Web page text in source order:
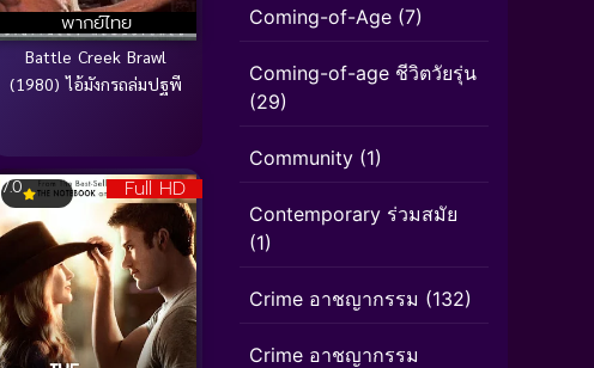
พากย์ไทย
Battle Creek Brawl
(1980) ไอ้มังกรถล่มปฐพี
Full HD
7.0
Coming-of-Age (7)
Coming-of-age ชีวิตวัยรุ่น
(29)
Community (1)
Contemporary ร่วมสมัย
(1)
Crime อาชญากรรม (132)
Crime อาชญากรรม